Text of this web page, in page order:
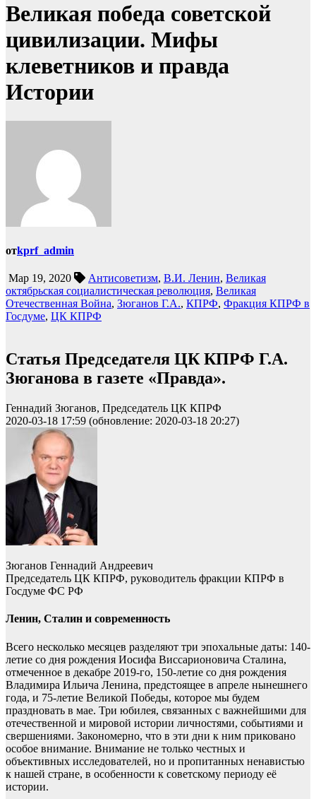
Великая победа советской
цивилизации. Мифы
клеветников и правда
Истории
отkprf_admin
Мар 19, 2020 Антисоветизм, В.И. Ленин, Великая
октябрьская социалистическая революция, Великая
Отечественная Война, Зюганов Г.А., КПРФ, Фракция КПРФ в
Госдуме, ЦК КПРФ
Статья Председателя ЦК КПРФ Г.А.
Зюганова в газете «Правда».
Геннадий Зюганов, Председатель ЦК КПРФ
2020-03-18 17:59 (обновление: 2020-03-18 20:27)
Зюганов Геннадий Андреевич
Председатель ЦК КПРФ, руководитель фракции КПРФ в
Госдуме ФС РФ
Ленин, Сталин и современность
Всего несколько месяцев разделяют три эпохальные даты: 140-
летие со дня рождения Иосифа Виссарионовича Сталина,
отмеченное в декабре 2019-го, 150-летие со дня рождения
Владимира Ильича Ленина, предстоящее в апреле нынешнего
года, и 75-летие Великой Победы, которое мы будем
праздновать в мае. Три юбилея, связанных с важнейшими для
отечественной и мировой истории личностями, событиями и
свершениями. Закономерно, что в эти дни к ним приковано
особое внимание. Внимание не только честных и
объективных исследователей, но и пропитанных ненавистью
к нашей стране, в особенности к советскому периоду её
истории.